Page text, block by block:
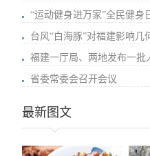
“运动健身进万家”全民健身
台风“白海豚”对福建影响几
福建一厅局、两地发布一批
省委常委会召开会议
最新图文